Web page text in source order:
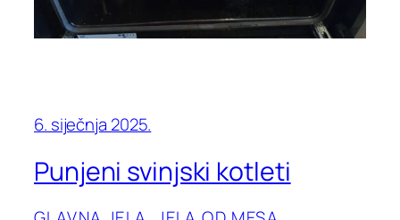
6. siječnja 2025.
Punjeni svinjski kotleti